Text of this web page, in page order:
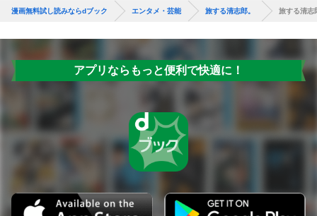
漫画無料試し読みならdブック エンタメ・芸能 旅する清志郎。 旅する清志
アプリならもっと便利で快適に！